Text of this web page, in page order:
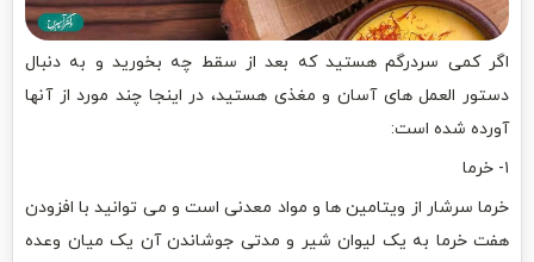
اگر کمی سردرگم هستید که بعد از سقط چه بخورید و به دنبال
دستور العمل های آسان و مغذی هستید، در اینجا چند مورد از آنها
آورده شده است:
۱- خرما
خرما سرشار از ویتامین ها و مواد معدنی است و می توانید با افزودن
هفت خرما به یک لیوان شیر و مدتی جوشاندن آن یک میان وعده